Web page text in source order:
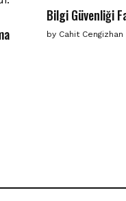
Bilgi Güvenliği
by Cahit Cengizhan